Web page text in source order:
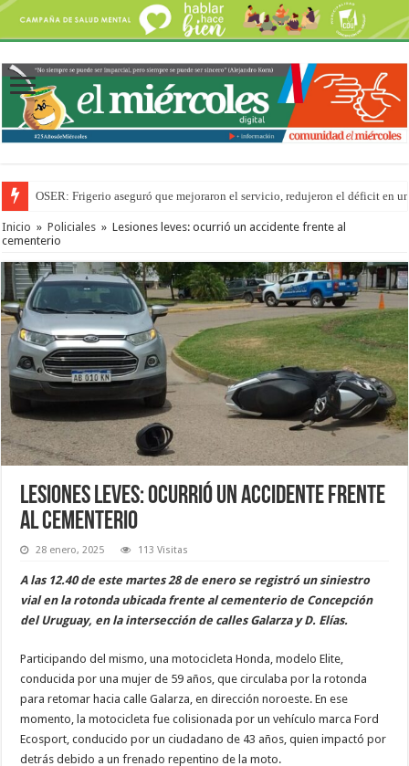
OSER: Frigerio aseguró que mejoraron el servicio, redujeron el déficit en
Por primera vez hicieron una cirugía de reconstrucción torácica en el
Inicio » Policiales » Lesiones leves: ocurrió un accidente frente al
cementerio
Lesiones leves: ocurrió un accidente frente
al cementerio
28 enero, 2025 113 Visitas
A las 12.40 de este martes 28 de enero se registró un siniestro
vial en la rotonda ubicada frente al cementerio de Concepción
del Uruguay, en la intersección de calles Galarza y D. Elías.
Participando del mismo, una motocicleta Honda, modelo Elite,
conducida por una mujer de 59 años, que circulaba por la rotonda
para retomar hacia calle Galarza, en dirección noroeste. En ese
momento, la motocicleta fue colisionada por un vehículo marca Ford
Ecosport, conducido por un ciudadano de 43 años, quien impactó por
detrás debido a un frenado repentino de la moto.